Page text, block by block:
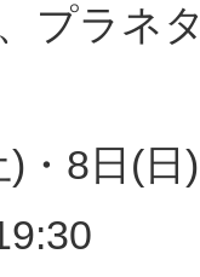
プラネ
)・8日(